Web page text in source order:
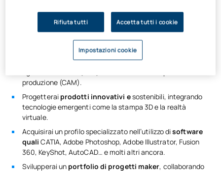
gamma di possibilità di sviluppo professionale.
Acquisirai padronanza distrumenti digitali avanzati
la progettazione assistita da computer (CAD), il calcolo
produzione (CAM).
Progetterai prodotti innovativi esostenibili, integrando
tecnologie emergenti come la stampa 3D e la realtà
virtuale.
Acquisirai un profilo specializzato nell’utilizzo disoftware
qualiCATIA, Adobe Photoshop, Adobe Illustrator, Fusion
360, KeyShot, AutoCAD… e molti altri ancora.
Svilupperai un portfolio di progetti maker, collaborando
Rifiuta tutti Accetta tutti i cookie
Impostazioni cookie